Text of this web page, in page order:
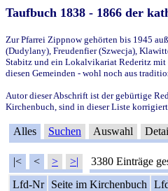
Taufbuch 1838 - 1866 der
Zur Pfarrei Zippnow gehörten bis 1945
(Dudylany), Freudenfier (Szwecja),
Stabitz und ein Lokalvikariat Rederitz mit
diesen Gemeinden - wohl noch aus
Autor dieser Abschrift ist der gebürtige
Kirchenbuch, sind in dieser Liste
Alles Suchen Auswahl
|< < > >| 3380 Einträge
Lfd-Nr
Seite im Kirchenbuch